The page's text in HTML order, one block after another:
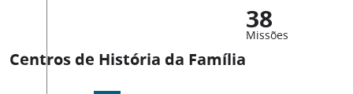
38
Missões
Centros de História da Família